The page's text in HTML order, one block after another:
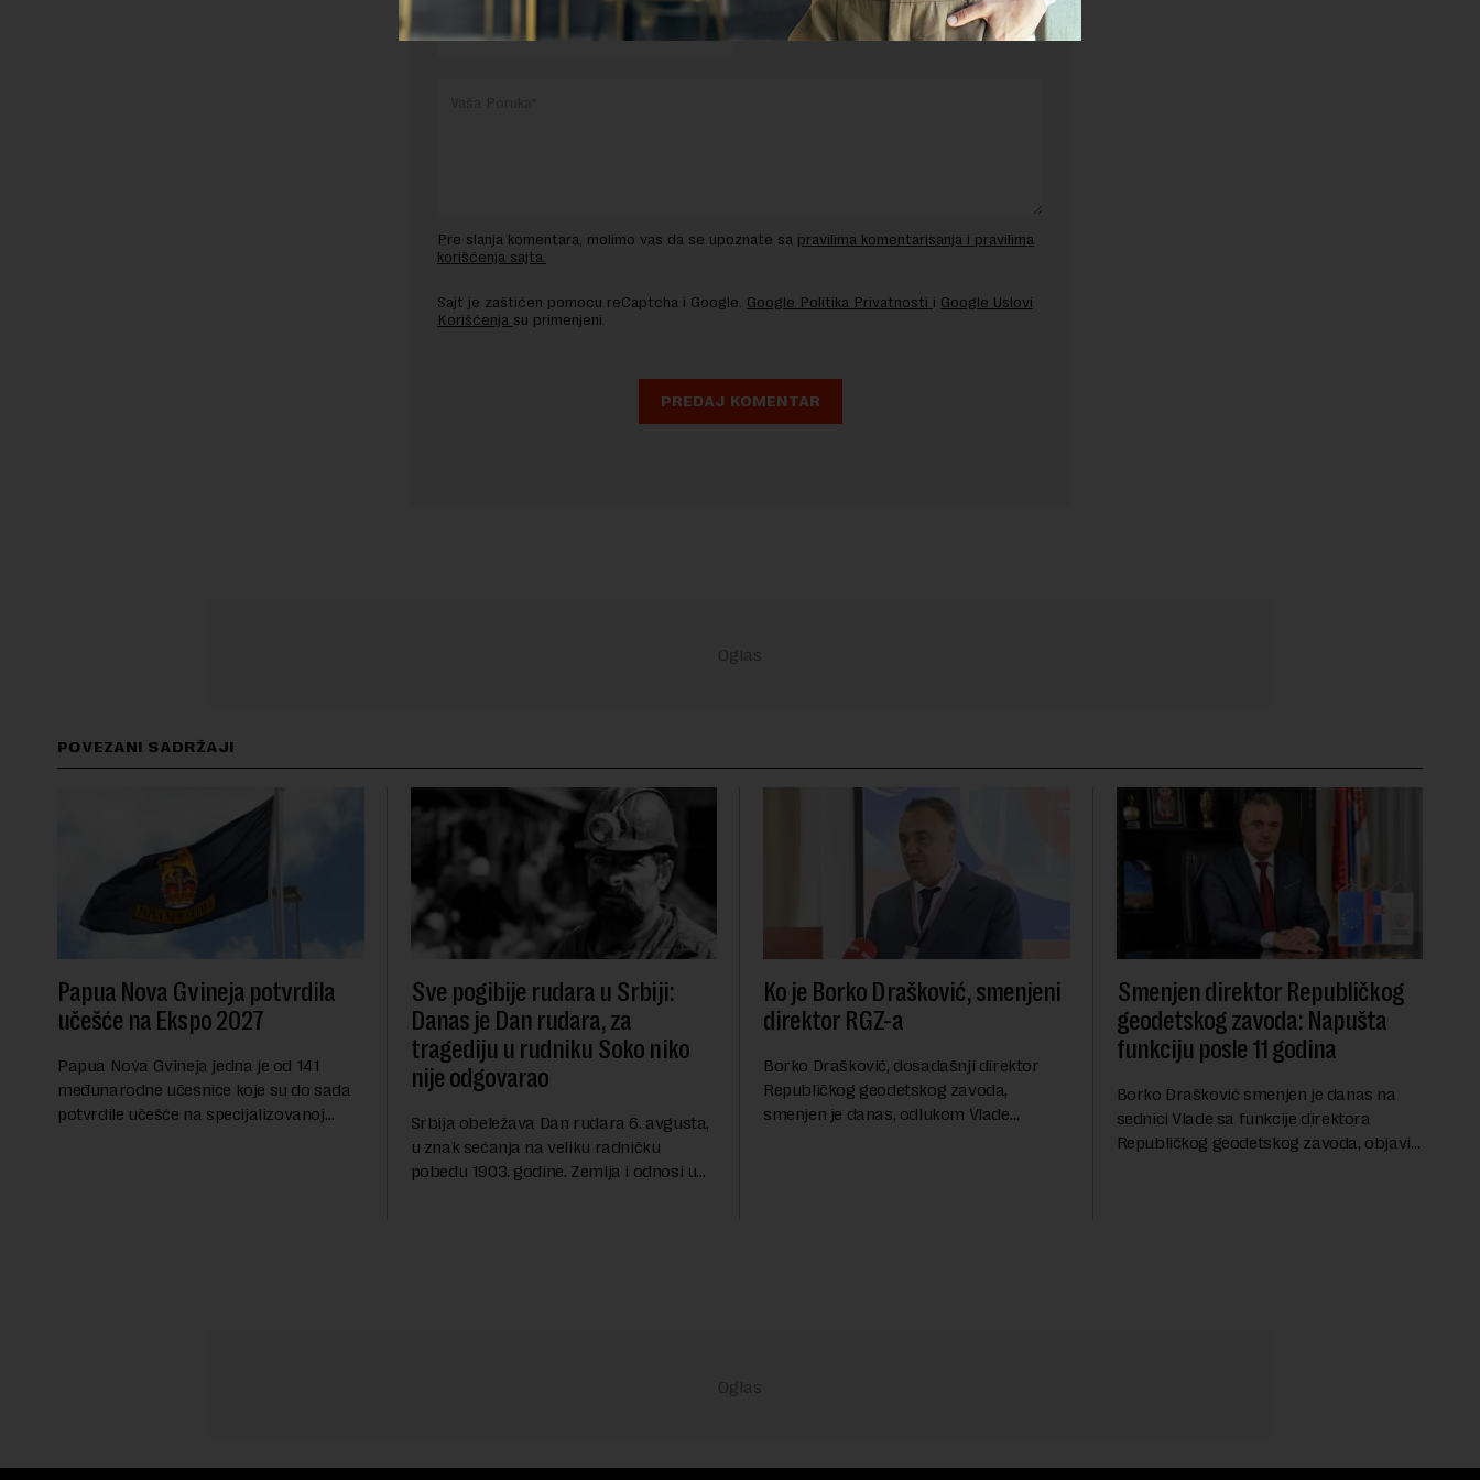
Pre slanja komentara, molimo vas da se upoznate sa pravilima komentarisanja i pravilima
korišćenja sajta.
Sajt je zaštićen pomocu reCaptcha i Google. Google Politika Privatnosti i Google Uslovi
Korišćenja su primenjeni.
POVEZANI SADRŽAJI
Papua Nova Gvineja potvrdila
učešće na Ekspo 2027
Papua Nova Gvineja jedna je od 141
međunarodne učesnice koje su do sada
potvrdile učešće na specijalizovanoj
Sve pogibije rudara u Srbiji:
Danas je Dan rudara, za
tragediju u rudniku Soko niko
nije odgovarao
Srbija obeležava Dan rudara 6. avgusta,
u znak sećanja na veliku radničku
pobedu 1903. godine. Zemlja i odnosi u
Ko je Borko Drašković, smenjeni
direktor RGZ-a
Borko Drašković, dosadašnji direktor
Republičkog geodetskog zavoda,
smenjen je danas, odlukom Vlade
Smenjen direktor Republičkog
geodetskog zavoda: Napušta
funkciju posle 11 godina
Borko Drašković smenjen je danas na
sednici Vlade sa funkcije direktora
Republičkog geodetskog zavoda, objavio